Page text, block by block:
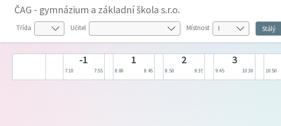
ČAG - gymnázium a základní škola s.r.o.
Třída Učitel Místnost Stálý
-1
7:10 7:55
1
8:00 8:45
2
8:50 9:35
3
9:45 10:30 10:50